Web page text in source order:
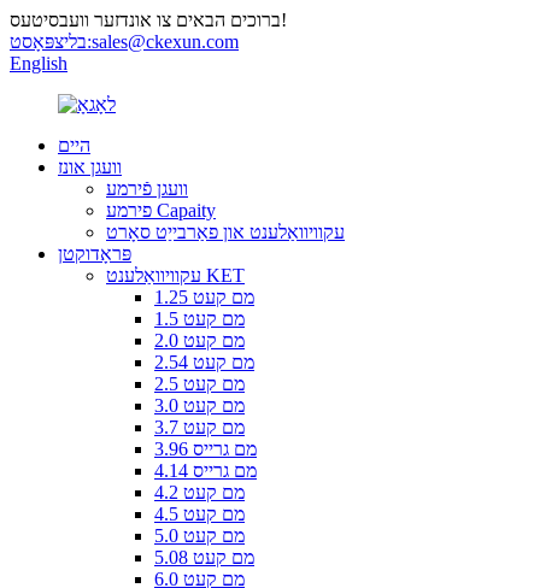
ברוכים הבאים צו אונדזער וועבסיטעס!
בליצפּאָסט:sales@ckexun.com
English
היים
וועגן אונז
וועגן פֿירמע
פירמע Capaity
עקוויוואַלענט און פאַרבייַט סאָרט
פּראָדוקטן
עקוויוואַלענט KET
1.25 מם קעט
1.5 מם קעט
2.0 מם קעט
2.54 מם קעט
2.5 מם קעט
3.0 מם קעט
3.7 מם קעט
3.96 מם גרייס
4.14 מם גרייס
4.2 מם קעט
4.5 מם קעט
5.0 מם קעט
5.08 מם קעט
6.0 מם קעט